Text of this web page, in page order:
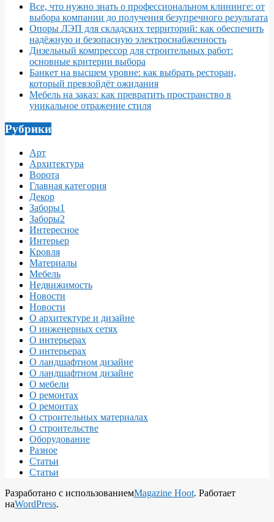
Все, что нужно знать о профессиональном клининге: от
выбора компании до получения безупречного результата
Опоры ЛЭП для складских территорий: как обеспечить
надёжную и безопасную электроснабженность
Дизельный компрессор для строительных работ:
основные критерии выбора
Банкет на высшем уровне: как выбрать ресторан,
который превзойдёт ожидания
Мебель на заказ: как превратить пространство в
уникальное отражение стиля
Рубрики
Арт
Архитектура
Ворота
Главная категория
Декор
Заборы1
Заборы2
Интересное
Интерьер
Кровля
Материалы
Мебель
Недвижимость
Новости
Новости
О архитектуре и дизайне
О инженерных сетях
О интерьерах
О интерьерах
О ландшафтном дизайне
О ландшафтном дизайне
О мебели
О ремонтах
О ремонтах
О строительных материалах
О строительстве
Оборудование
Разное
Статьи
Статьи
Разработано с использованиемMagazine Hoot. Работает
наWordPress.